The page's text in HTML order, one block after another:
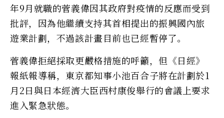
年9月就職的菅義偉因其政府對疫情的反應而受到
批評，因為他繼續支持其首相提出的振興國內旅
遊業計劃，不過該計畫目前也已經暫停了。
菅義偉拒絕採取更嚴格措施的呼籲，但《日經》
報紙報導稱，東京都知事小池百合子將在計劃於1
月2日與日本經濟大臣西村康俊舉行的會議上要求
進入緊急狀態。